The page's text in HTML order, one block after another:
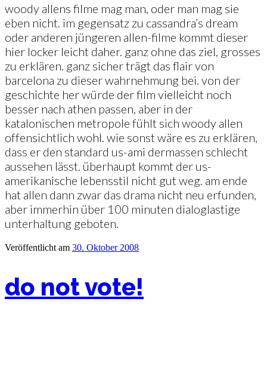
woody allens filme mag man, oder man mag sie
eben nicht. im gegensatz zu cassandra’s dream
oder anderen jüngeren allen-filme kommt dieser
hier locker leicht daher. ganz ohne das ziel, grosses
zu erklären. ganz sicher trägt das flair von
barcelona zu dieser wahrnehmung bei. von der
geschichte her würde der film vielleicht noch
besser nach athen passen, aber in der
katalonischen metropole fühlt sich woody allen
offensichtlich wohl. wie sonst wäre es zu erklären,
dass er den standard us-ami dermassen schlecht
aussehen lässt. überhaupt kommt der us-
amerikanische lebensstil nicht gut weg. am ende
hat allen dann zwar das drama nicht neu erfunden,
aber immerhin über 100 minuten dialoglastige
unterhaltung geboten.
Veröffentlicht am 30. Oktober 2008
do not vote!